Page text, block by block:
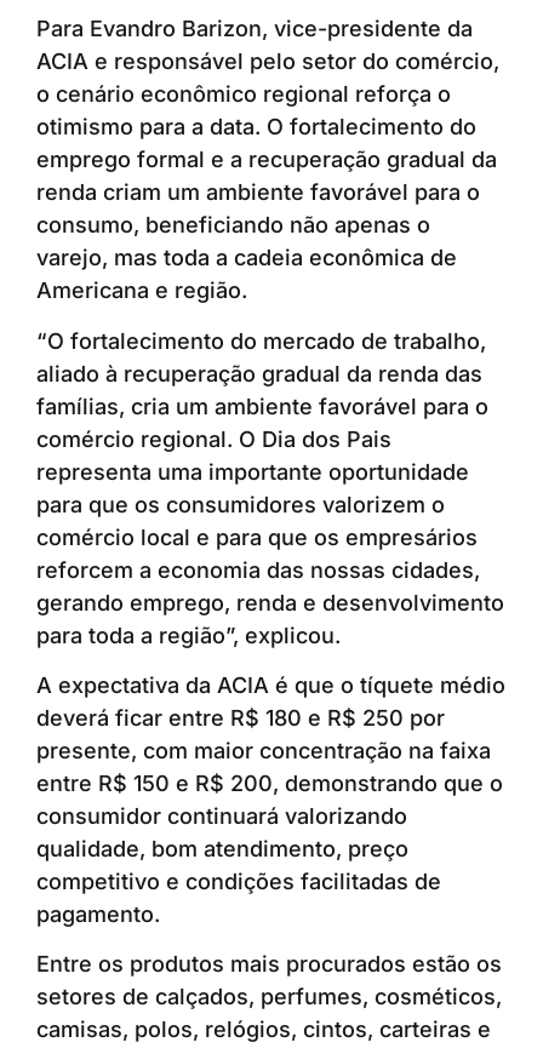
Para Evandro Barizon, vice-presidente da
ACIA e responsável pelo setor do comércio,
o cenário econômico regional reforça o
otimismo para a data. O fortalecimento do
emprego formal e a recuperação gradual da
renda criam um ambiente favorável para o
consumo, beneficiando não apenas o
varejo, mas toda a cadeia econômica de
Americana e região.
“O fortalecimento do mercado de trabalho,
aliado à recuperação gradual da renda das
famílias, cria um ambiente favorável para o
comércio regional. O Dia dos Pais
representa uma importante oportunidade
para que os consumidores valorizem o
comércio local e para que os empresários
reforcem a economia das nossas cidades,
gerando emprego, renda e desenvolvimento
para toda a região”, explicou.
A expectativa da ACIA é que o tíquete médio
deverá ficar entre R$ 180 e R$ 250 por
presente, com maior concentração na faixa
entre R$ 150 e R$ 200, demonstrando que o
consumidor continuará valorizando
qualidade, bom atendimento, preço
competitivo e condições facilitadas de
pagamento.
Entre os produtos mais procurados estão os
setores de calçados, perfumes, cosméticos,
camisas, polos, relógios, cintos, carteiras e